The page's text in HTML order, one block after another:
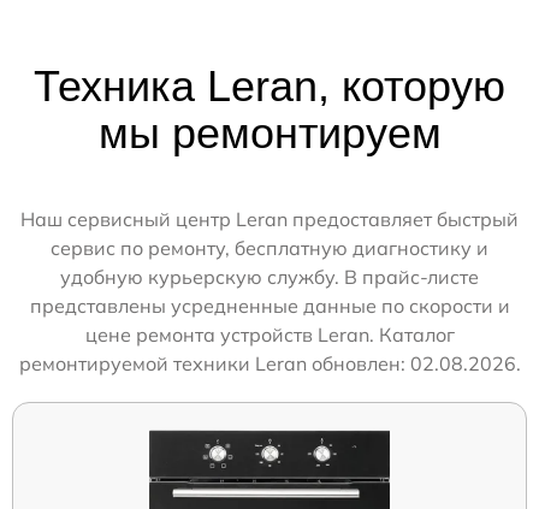
Техника Leran, которую
мы ремонтируем
Наш сервисный центр Leran предоставляет быстрый
сервис по ремонту, бесплатную диагностику и
удобную курьерскую службу. В прайс-листе
представлены усредненные данные по скорости и
цене ремонта устройств Leran. Каталог
ремонтируемой техники Leran обновлен: 02.08.2026.